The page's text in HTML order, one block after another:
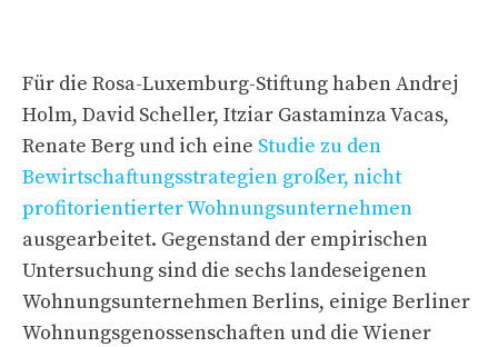
Für die Rosa-Luxemburg-Stiftung haben Andrej
Holm, David Scheller, Itziar Gastaminza Vacas,
Renate Berg und ich eine Studie zu den
Bewirtschaftungsstrategien großer, nicht
profitorientierter Wohnungsunternehmen
ausgearbeitet. Gegenstand der empirischen
Untersuchung sind die sechs landeseigenen
Wohnungsunternehmen Berlins, einige Berliner
Wohnungsgenossenschaften und die Wiener